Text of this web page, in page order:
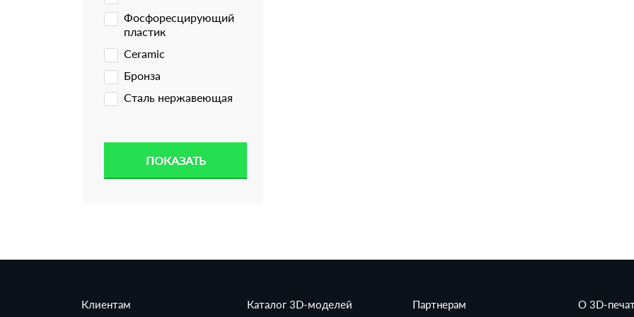
Фосфоресцирующий
пластик
Ceramic
Бронза
Сталь нержавеющая
Клиентам Каталог 3D-моделей Партнерам О 3D-